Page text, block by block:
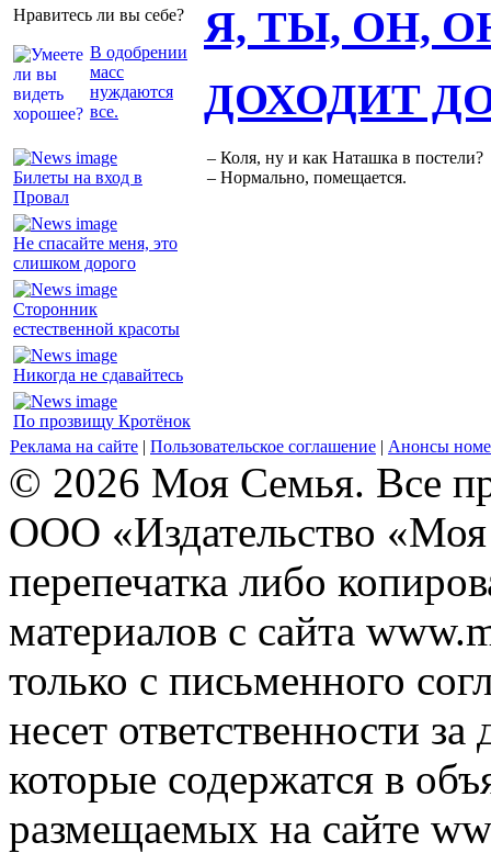
Нравитесь ли вы себе?
В одобрении
масс
нуждаются
все.
Я, ТЫ, ОН,
Билеты на вход в
Провал
Не спасайте меня, это
слишком дорого
Сторонник
естественной красоты
Никогда не сдавайтесь
По прозвищу Кротёнок
ДОХОДИТ
– Коля, ну и как Наташка в постели?
– Нормально, помещается.
Реклама на сайте | Пользовательское соглашение | Анонсы
© 2026 Моя Семья. Все
ООО «Издательство
перепечатка либо
материалов с сайта
только с письменного
несет ответственности
которые содержатся в
размещаемых на сайте